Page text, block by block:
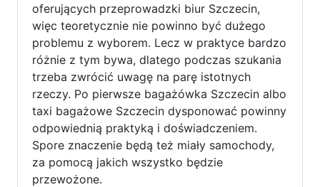
oferujących przeprowadzki biur Szczecin,
więc teoretycznie nie powinno być dużego
problemu z wyborem. Lecz w praktyce bardzo
różnie z tym bywa, dlatego podczas szukania
trzeba zwrócić uwagę na parę istotnych
rzeczy. Po pierwsze bagażówka Szczecin albo
taxi bagażowe Szczecin dysponować powinny
odpowiednią praktyką i doświadczeniem.
Spore znaczenie będą też miały samochody,
za pomocą jakich wszystko będzie
przewożone.